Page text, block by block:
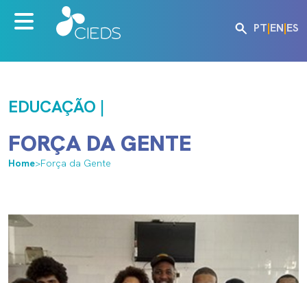
PT|EN|ES
EDUCAÇÃO |
FORÇA DA GENTE
Home>Força da Gente